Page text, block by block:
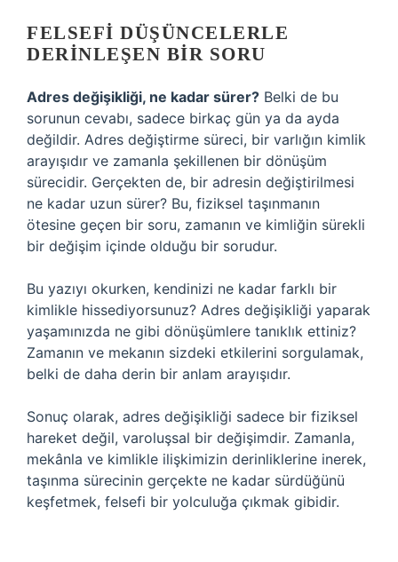
FELSEFI DÜŞÜNCELERLE
DERINLEŞEN BIR SORU
Adres değişikliği, ne kadar sürer? Belki de bu
sorunun cevabı, sadece birkaç gün ya da ayda
değildir. Adres değiştirme süreci, bir varlığın kimlik
arayışıdır ve zamanla şekillenen bir dönüşüm
sürecidir. Gerçekten de, bir adresin değiştirilmesi
ne kadar uzun sürer? Bu, fiziksel taşınmanın
ötesine geçen bir soru, zamanın ve kimliğin sürekli
bir değişim içinde olduğu bir sorudur.
Bu yazıyı okurken, kendinizi ne kadar farklı bir
kimlikle hissediyorsunuz? Adres değişikliği yaparak
yaşamınızda ne gibi dönüşümlere tanıklık ettiniz?
Zamanın ve mekanın sizdeki etkilerini sorgulamak,
belki de daha derin bir anlam arayışıdır.
Sonuç olarak, adres değişikliği sadece bir fiziksel
hareket değil, varoluşsal bir değişimdir. Zamanla,
mekânla ve kimlikle ilişkimizin derinliklerine inerek,
taşınma sürecinin gerçekte ne kadar sürdüğünü
keşfetmek, felsefi bir yolculuğa çıkmak gibidir.